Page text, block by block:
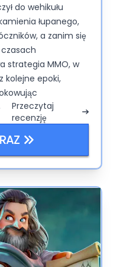
do wehikułu
łupanego,
a zanim się
strategia MMO, w
kolejne epoki,
buduj, zbieraj,
zabawę – tylko z
Przeczytaj
recenzję